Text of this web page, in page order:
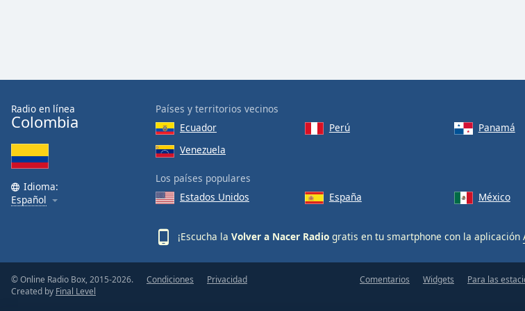
Font
Edge
Style
Font
Done
Radio en línea
Colombia
Idioma:
Español
Países y territorios vecinos
Ecuador
Perú Panamá
Venezuela
Los países populares
Estados Unidos
España México
¡Escucha la Volver a Nacer Radio gratis en tu smartphone con la aplicación
© Online Radio Box, 2015-2026.
Created by Final Level
Condiciones Privacidad Comentarios Widgets Para las